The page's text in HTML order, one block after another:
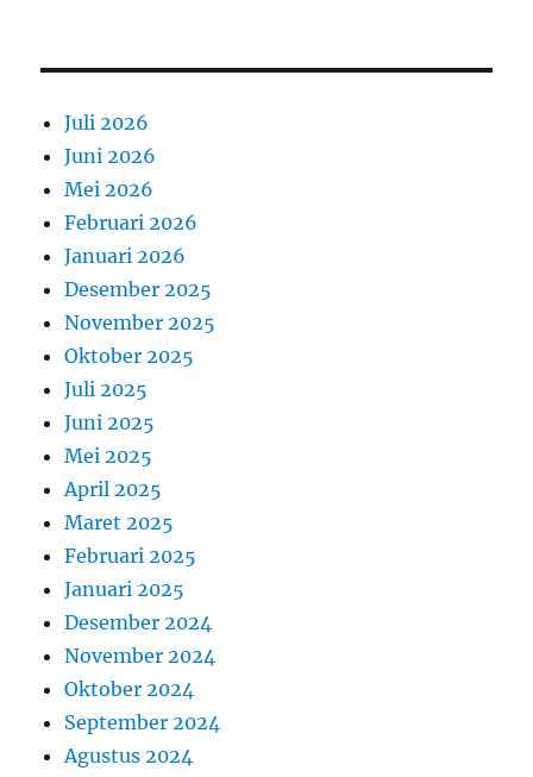
Juli 2026
Juni 2026
Mei 2026
Februari 2026
Januari 2026
Desember 2025
November 2025
Oktober 2025
Juli 2025
Juni 2025
Mei 2025
April 2025
Maret 2025
Februari 2025
Januari 2025
Desember 2024
November 2024
Oktober 2024
September 2024
Agustus 2024